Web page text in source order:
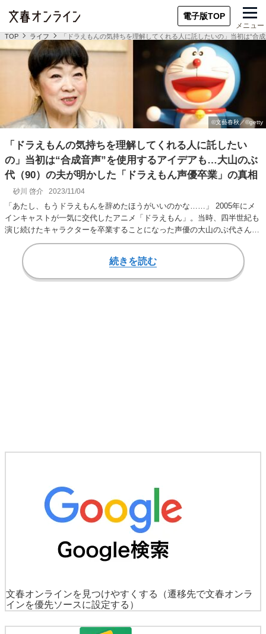
電子版TOP
メニュー
TOP ライフ 「ドラえもんの気持ちを理解してくれる人に託したいの」当初は“
「ドラえもんの気持ちを理解してくれる人に託したい
の」当初は“合成音声”を使用するアイデアも…大山のぶ
代（90）の夫が明かした「ドラえもん声優卒業」の真相
砂川 啓介 2023/11/04
「あたし、もうドラえもんを辞めたほうがいいのかな……」 2005年にメ
インキャストが一気に交代したアニメ「ドラえもん」。当時、四半世紀も
演じ続けたキャラクターを卒業することになった声優の大山のぶ代さん
（90）が抱いた…
続きを読む
文春オンラインを見つけやすくする
（遷移先で文春オンラ
インを優先ソースに設定する）